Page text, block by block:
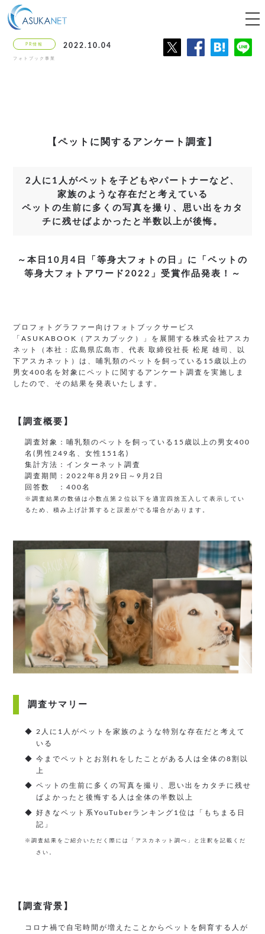
PR情報 2022.10.04
フォトブック事業
【ペットに関するアンケート調査】
2人に1人がペットを子どもやパートナーなど、
家族のような存在だと考えている
ペットの生前に多くの写真を撮り、思い出をカタ
チに残せばよかったと半数以上が後悔。
～本日10月4日「等身大フォトの日」に「ペットの
等身大フォトアワード2022」受賞作品発表！～
プロフォトグラファー向けフォトブックサービス
「ASUKABOOK（アスカブック）」を展開する株式会社アスカ
ネット（本社：広島県広島市、代表 取締役社長 松尾 雄司、以
下アスカネット）は、哺乳類のペットを飼っている15歳以上の
男女400名を対象にペットに関するアンケート調査を実施しま
したので、その結果を発表いたします。
【調査概要】
調査対象：哺乳類のペットを飼っている15歳以上の男女400
名(男性249名、女性151名)
集計方法：インターネット調査
調査期間：2022年8月29日～9月2日
回答数 ：400名
※調査結果の数値は小数点第２位以下を適宜四捨五入して表示してい
るため、積み上げ計算すると誤差がでる場合があります。
調査サマリー
◆ 2人に1人がペットを家族のような特別な存在だと考えて
いる
◆ 今までペットとお別れをしたことがある人は全体の8割以
上
◆ ペットの生前に多くの写真を撮り、思い出をカタチに残せ
ばよかったと後悔する人は全体の半数以上
◆ 好きなペット系YouTuberランキング1位は「もちまる日
記」
※調査結果をご紹介いただく際には「アスカネット調べ」と注釈を記載くだ
さい。
【調査背景】
コロナ禍で自宅時間が増えたことからペットを飼育する人が